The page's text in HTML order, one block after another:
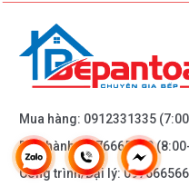
Mua hàng: 0912331335
Bảo hành:0976665669
Công trình/Đại lý: